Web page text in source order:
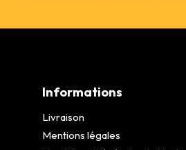
Informations
Livraison
Mentions légales